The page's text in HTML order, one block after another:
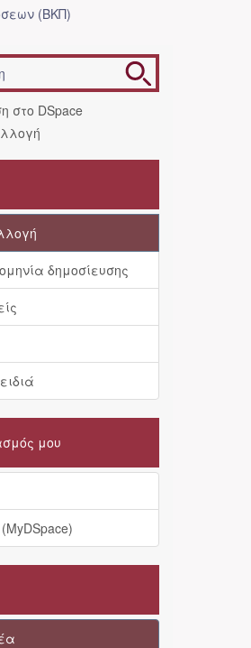
(ΒΚΠ)
στο DSpace
δημοσίευσης
μου